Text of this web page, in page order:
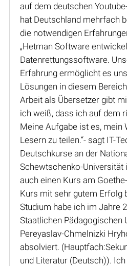
auf dem deutschen
hat Deutschland mehrfach
die notwendigen
„Hetman Software
Datenrettungssoftware.
Erfahrung ermöglicht es
Lösungen in diesem
Arbeit als Übersetzer gibt
ich weiß, dass ich auf dem
Meine Aufgabe ist es, mein
Lesern zu teilen.“- sagt IT-
Deutschkurse an der
Schewtschenko-Universität
auch einen Kurs am
Kurs mit sehr gutem Erfolg
Studium habe ich im Jahre
Staatlichen Pädagogischen
Pereyaslav-Chmelnizki
absolviert.
und Literatur (Deutsch)).